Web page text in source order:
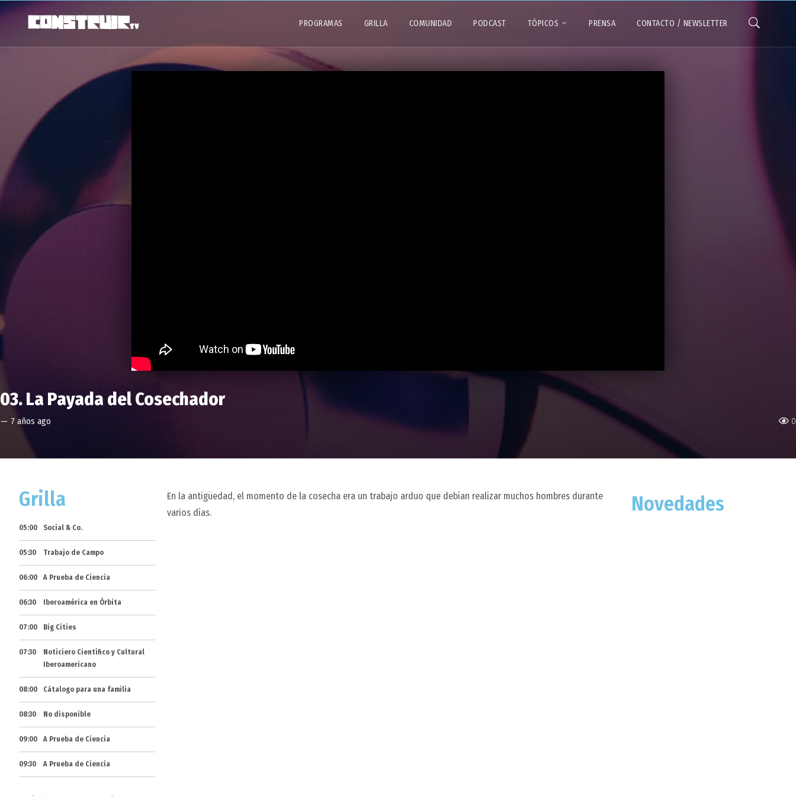
PROGRAMAS GRILLA COMUNIDAD PODCAST TÓPICOS PRENSA CONTACTO / NEWSLETTER
0
03. La Payada del Cosechador
— 7 años ago
Grilla
05:00 Social & Co.
05:30 Trabajo de Campo
06:00 A Prueba de Ciencia
06:30 Iberoamérica en Órbita
07:00 Big Cities
07:30
Noticiero Científico y Cultural
Iberoamericano
08:00 Cátalogo para una familia
08:30 No disponible
09:00 A Prueba de Ciencia
09:30 A Prueba de Ciencia
En la antigüedad, el momento de la cosecha era un trabajo arduo que debían realizar muchos hombres durante
varios días.
Novedades